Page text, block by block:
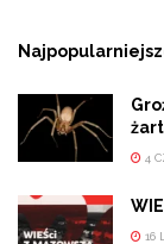
4
16